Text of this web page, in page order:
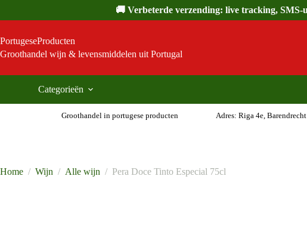
inhoud
🚚 Verbeterde verzending: live tracking,
PortugeseProducten
Groothandel wijn & levensmiddelen uit Portugal
Categorieën
Groothandel in portugese producten Adres: Riga 4e, Barendrecht
Home / Wijn / Alle wijn / Pera Doce Tinto Especial 75cl